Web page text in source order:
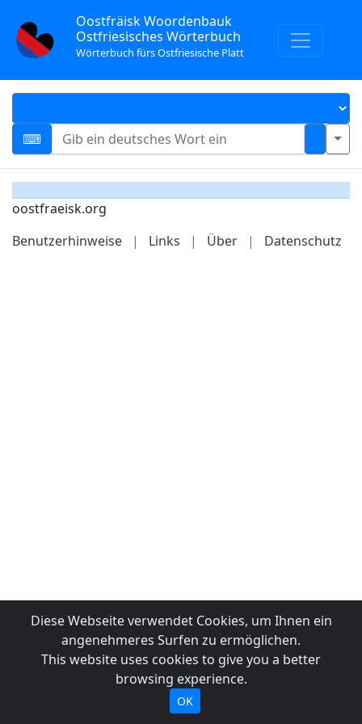
Oostfräisk Woordenbauk
Ostfriesisches Wörterbuch
Wörterbuch fürs Ostfriesische Platt
oostfraeisk.org
Benutzerhinweise
| Links | Über | Datenschutz
Diese Webseite verwendet Cookies, um Ihnen ein
angenehmeres Surfen zu ermöglichen.
This website uses cookies to give you a better
browsing experience.
OK